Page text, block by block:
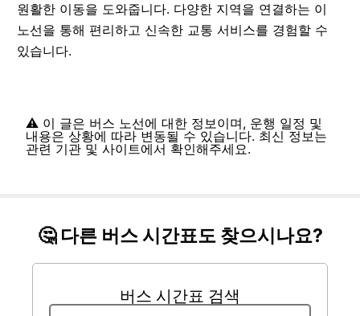
원활한 이동을 도와줍니다. 다양한 지역을 연결하는 이
노선을 통해 편리하고 신속한 교통 서비스를 경험할 수
있습니다.
⚠️ 이 글은 버스 노선에 대한 정보이며, 운행 일정 및
내용은 상황에 따라 변동될 수 있습니다. 최신 정보는
관련 기관 및 사이트에서 확인해주세요.
🤔 다른 버스 시간표도 찾으시나요?
버스 시간표 검색